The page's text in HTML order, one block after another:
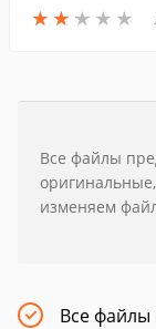
★ ★ ★ ★ ★
★ ★ ★ ★ ★
Все файлы
изменяем
Все файлы